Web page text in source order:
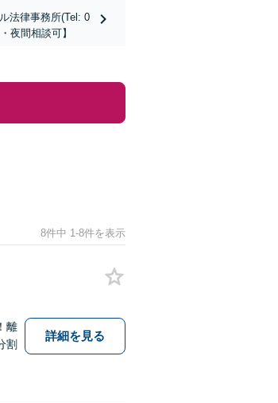
法律事務所(Tel: 0
夜間相談可】
8件中 1-8件を表示
離
割
詳細を見る